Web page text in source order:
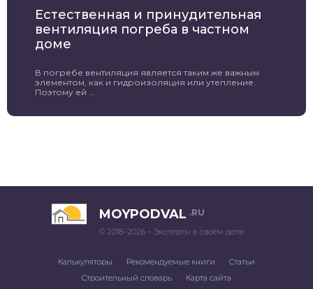
Естественная и принудительная
вентиляция погреба в частном
доме
В погребе вентиляция является таким же важным
элементом, как и гидроизоляция или утепление.
Поэтому ей ...
MOYPODVAL .RU
© 2018–2026 – Эксперты в своем деле
Калькуляторы Рекомендуемые книги
Статьи
Строительный словарь
Карта сайта